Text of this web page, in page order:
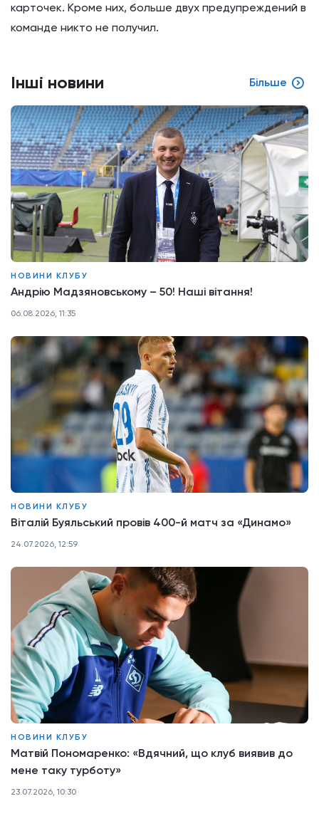
карточек. Кроме них, больше двух предупреждений в
команде никто не получил.
Інші новини Більше
НОВИНИ КЛУБУ
Андрію Мадзяновському – 50! Наші вітання!
06.08.2026, 11:35
НОВИНИ КЛУБУ
Віталій Буяльський провів 400-й матч за «Динамо»
24.07.2026, 12:59
НОВИНИ КЛУБУ
Матвій Пономаренко: «Вдячний, що клуб виявив до
мене таку турботу»
23.07.2026, 10:30